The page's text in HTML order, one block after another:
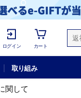
ログイン カート
取り組み
関して